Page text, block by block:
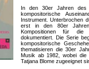
In den 30er Jahren des
kompositorische
Instrument. Unterbrochen
erst in den 80er
Kompositionen für die
dokumentiert. Die Serie
kompositorische
thematisieren die 30er
Musik ab 1982, wobei die
Tatjana Blome zugeeignet